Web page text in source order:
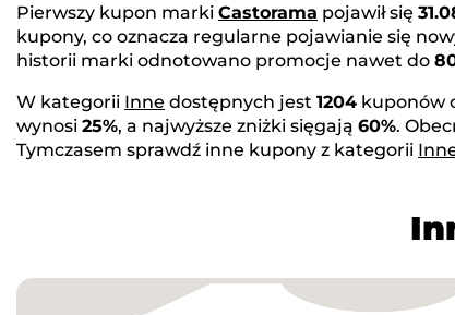
Pierwszy kupon marki Castorama pojawił się
kupony, co oznacza regularne pojawianie się
historii marki odnotowano promocje nawet do
W kategorii Inne dostępnych jest 1204 kuponów
wynosi 25%, a najwyższe zniżki sięgają 60%.
Tymczasem sprawdź inne kupony z kategorii